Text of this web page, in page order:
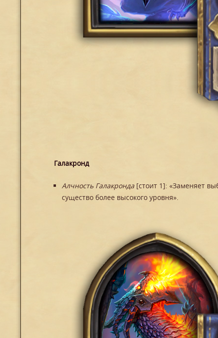
Галакронд
Алчность Галакронда [стоит 1]: «Заменяет
существо более высокого уровня».